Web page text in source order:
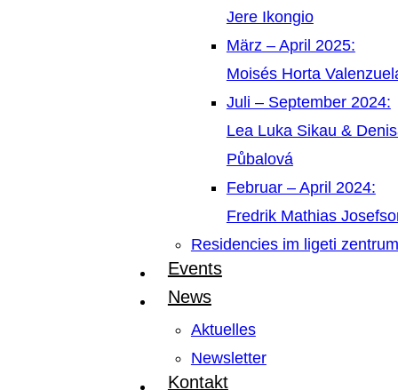
Jere Ikongio
März – April 2025:
Moisés Horta
Juli – September 2024:
Lea Luka Sikau &
Půbalová
Februar – April 2024:
Fredrik Mathias
Residencies im ligeti zentrum
Events
News
Aktuelles
Newsletter
Kontakt